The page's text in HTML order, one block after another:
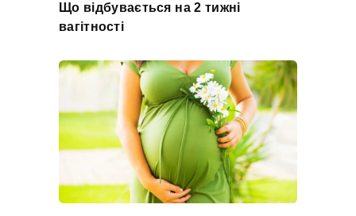
Що відбувається на 2 тижні
вагітності